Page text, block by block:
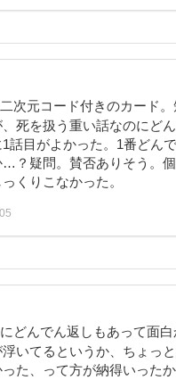
次元コード付きのカード
死を扱う重い話なのにど
話目がよかった。1番どん
？疑問。賛否ありそう。
くりこなかった。
どんでん返しもあって面
いてるというか、ちょっ
た、って方が納得いった